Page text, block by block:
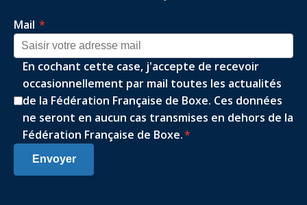
Mail *
En cochant cette case, j'accepte de recevoir
occasionnellement par mail toutes les actualités
de la Fédération Française de Boxe. Ces données
ne seront en aucun cas transmises en dehors de la
Fédération Française de Boxe.*
Envoyer